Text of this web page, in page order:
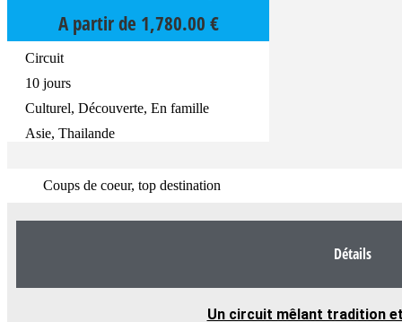
A partir de 1,780.00 €
Circuit
10 jours
Culturel, Découverte, En famille
Asie, Thailande
Coups de coeur, top destination
Détails
Un circuit mêlant tradition